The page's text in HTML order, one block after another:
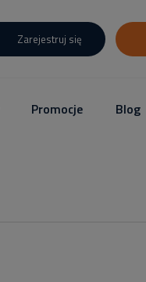
Zarejestruj się
Promocje Blog